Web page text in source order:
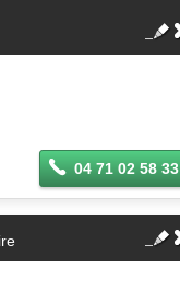
04 71 02 58 33